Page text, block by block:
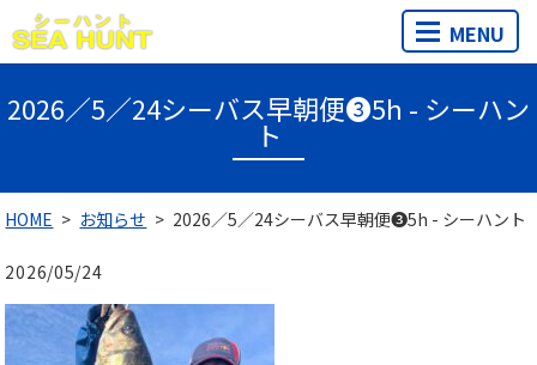
MENU
2026／5／24シーバス早朝便❸5h - シーハン
ト
HOME お知らせ 2026／5／24シーバス早朝便❸5h - シーハント
2026/05/24